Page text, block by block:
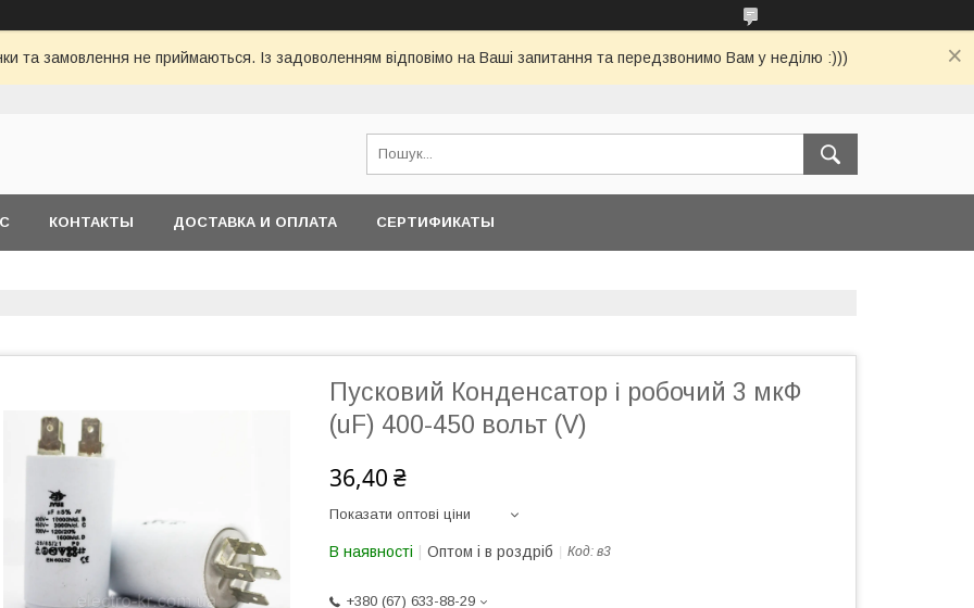
та замовлення не приймаються. Із задоволенням відповімо на Ваші запитання та передзвонимо Вам у неділю :)))
КОНТАКТЫ ДОСТАВКА И ОПЛАТА СЕРТИФИКАТЫ
Пусковий Конденсатор і робочий 3 мкФ
(uF) 400-450 вольт (V)
36,40 ₴
Показати оптові ціни
В наявності Оптом і в роздріб Код: в3
+380 (67) 633-88-29